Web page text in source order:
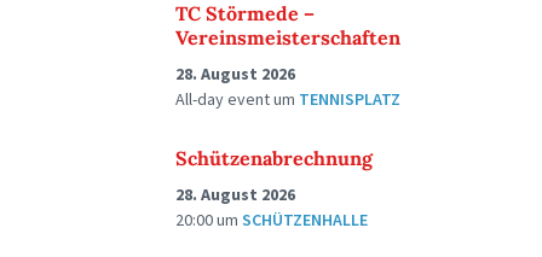
TC Störmede –
Vereinsmeisterschaften
28. August 2026
All-day eventum TENNISPLATZ
Schützenabrechnung
28. August 2026
20:00um SCHÜTZENHALLE